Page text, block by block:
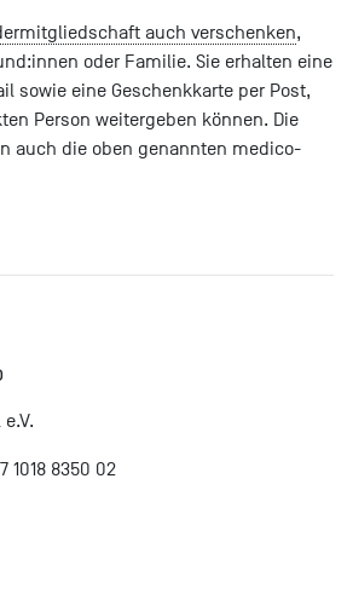
auch verschenken,
oder Familie. Sie erhalten eine
sowie eine Geschenkkarte per Post,
Person weitergeben können. Die
auch die oben genannten medico-
1018 8350 02